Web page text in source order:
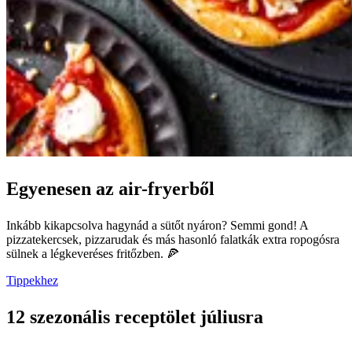
Egyenesen az air-fryerből
Inkább kikapcsolva hagynád a sütőt nyáron? Semmi gond! A
pizzatekercsek, pizzarudak és más hasonló falatkák extra ropogósra
sülnek a légkeveréses fritőzben. 🍕
Tippekhez
12 szezonális receptölet júliusra